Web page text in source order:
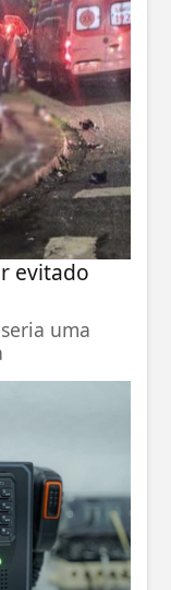
evitado
uma